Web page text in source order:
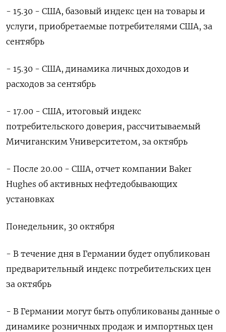
- 15.30 - США, базовый индекс цен на товары и
услуги, приобретаемые потребителями США, за
сентябрь
- 15.30 - США, динамика личных доходов и
расходов за сентябрь
- 17.00 - США, итоговый индекс
потребительского доверия, рассчитываемый
Мичиганским Университетом, за октябрь
- После 20.00 - США, отчет компании Baker
Hughes об активных нефтедобывающих
установках
Понедельник, 30 октября
- В течение дня в Германии будет опубликован
предварительный индекс потребительских цен
за октябрь
- В Германии могут быть опубликованы данные о
динамике розничных продаж и импортных цен